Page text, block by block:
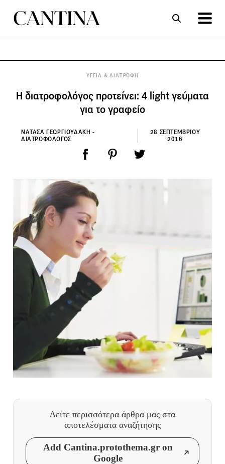
ΥΓΕΙΑ & ΔΙΑΤΡΟΦΗ
Η διατροφολόγος προτείνει: 4 light γεύματα
για το γραφείο
ΝΑΤΑΣΑ ΓΕΩΡΓΙΟΥΔΑΚΗ -
ΔΙΑΤΡΟΦΟΛΟΓΟΣ
28 ΣΕΠΤΕΜΒΡΙΟΥ
2016
Δείτε περισσότερα άρθρα μας στα
αποτελέσματα αναζήτησης
Add Cantina.protothema.gr on
Google